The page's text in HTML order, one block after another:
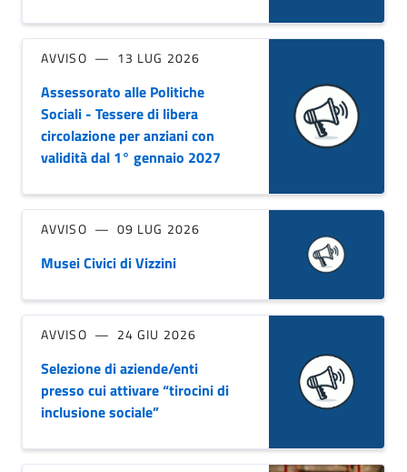
AVVISO 13 LUG 2026
Assessorato alle Politiche
Sociali - Tessere di libera
circolazione per anziani con
validità dal 1° gennaio 2027
AVVISO 09 LUG 2026
Musei Civici di Vizzini
AVVISO 24 GIU 2026
Selezione di aziende/enti
presso cui attivare “tirocini di
inclusione sociale”